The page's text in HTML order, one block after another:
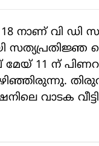
നാണ് വി ഡി
11 ന്
വാടക